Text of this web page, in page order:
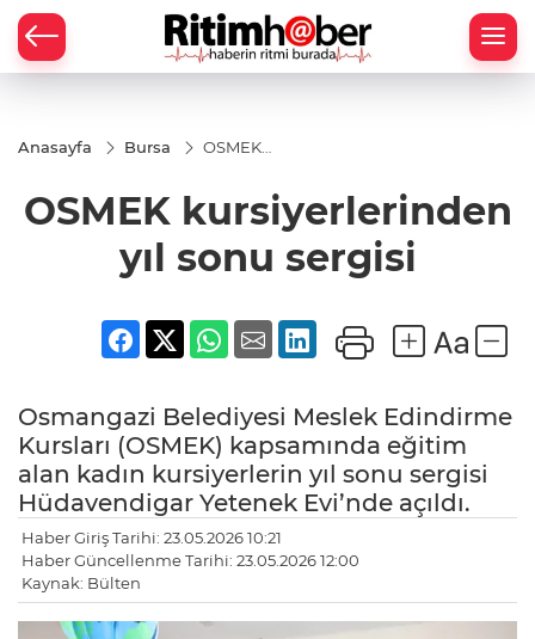
Anasayfa Bursa
OSMEK
OSMEK kursiyerlerinden
yıl sonu sergisi
Osmangazi Belediyesi Meslek Edindirme
Kursları (OSMEK) kapsamında eğitim
alan kadın kursiyerlerin yıl sonu sergisi
Hüdavendigar Yetenek Evi’nde açıldı.
Haber Giriş Tarihi: 23.05.2026 10:21
Haber Güncellenme Tarihi: 23.05.2026 12:00
Kaynak: Bülten